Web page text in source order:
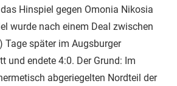
Hinspiel gegen Omonia Nikosia
wurde nach einem Deal zwischen
Tage später im Augsburger
und endete 4:0. Der Grund: Im
abgeriegelten Nordteil der